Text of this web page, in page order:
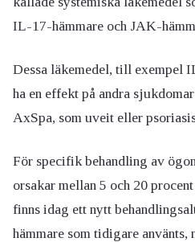
IL-17-hämmare och JAK-
Dessa läkemedel, till exempel
ha en effekt på andra
AxSpa, som uveit eller
För specifik behandling av
orsakar mellan 5 och 20
finns idag ett nytt
hämmare som tidigare